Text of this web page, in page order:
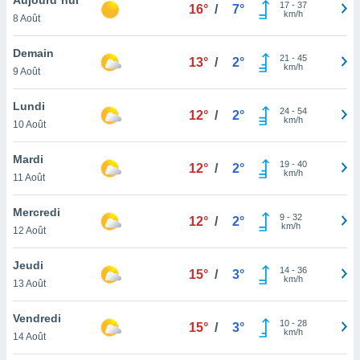
et
»,
au
vous
qu'ils
ou
le
ainsi
un
la
du
8 Août
16° / 7° 17- 37
km/h
Demain
9 Août
13° / 2° 21 - 45
km/h
Lundi
10 Août
12° / 2° 24- 54
km/h
Mardi
11 Août
12° / 2° 19- 40
km/h
Mercredi
12 Août
12° / 2° 9- 32
km/h
Jeudi
13 Août
15° / 3° 14- 36
km/h
Vendredi
14 Août
15° / 3° 10- 28
km/h